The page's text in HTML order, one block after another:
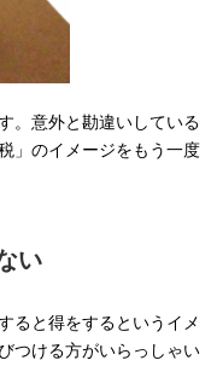
。意外と勘違いしている
」のイメージをもう一度
い
ると得をするというイメ
つける方がいらっしゃい